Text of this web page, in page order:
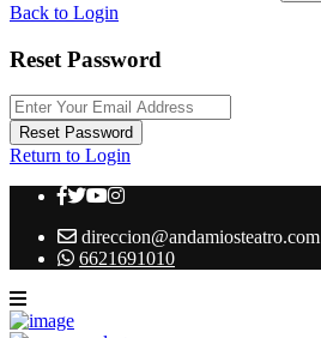
Back to Login
Reset Password
Reset Password
Return to Login
direccion@andamiosteatro.com
6621691010